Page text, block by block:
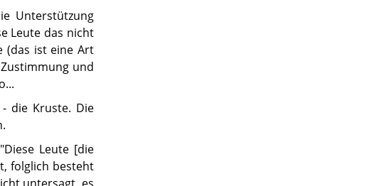
Unterstützung
Leute das nicht
(das ist eine Art
und
die Kruste. Die
Leute [die
folglich besteht